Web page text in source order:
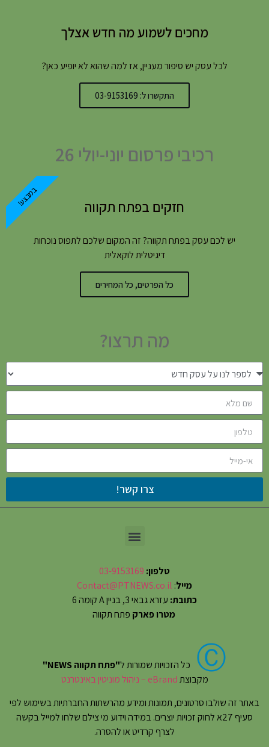
מחכים לשמוע מה חדש אצלך
לכל עסק יש סיפור מעניין, אז למה שהוא לא יופיע כאן?
התקשרו ל: 03-9153169
רכיבי פרסום יוני-יולי 26
חזקים בפתח תקווה
יש לכם עסק בפתח תקווה? זה המקום שלכם לתפוס נוכחות
דיגיטלית לוקאלית
כל הפרטים, כל המחירים
במבצע!
מה תרצו?
צרו קשר!
טלפון: 03-9153169
מייל:
Contact@PTNEWS.co.il
כתובת: עזרא גבאי 3, בניין A קומה 6
מטרו פארק פתח תקווה
Ⓒ כל הזכויות שמורות ל"פתח תקווה NEWS"
מקבוצתeBrand – ניהול מוניטין באינטרנט
באתר זה שולבו סרטונים, תמונות ומידע מהרשתות החברתיות בשימוש לפי
סעיף 27א לחוק זכויות יוצרים. במידה וידוע מי צילם שלחו למייל בקשה
לצרף קרדיט או להסרה.